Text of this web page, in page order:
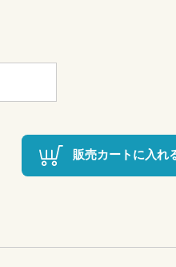
販売カートに入れ